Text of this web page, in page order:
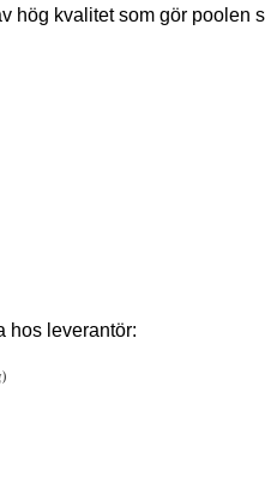
hög kvalitet som gör poolen
hos leverantör: